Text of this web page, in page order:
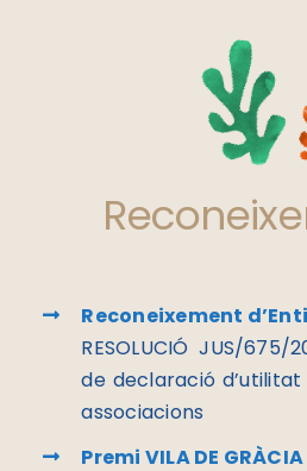
Reconeixement
RESOLUCIÓ JUS/
de declaració
associacions
Premi VILA DE